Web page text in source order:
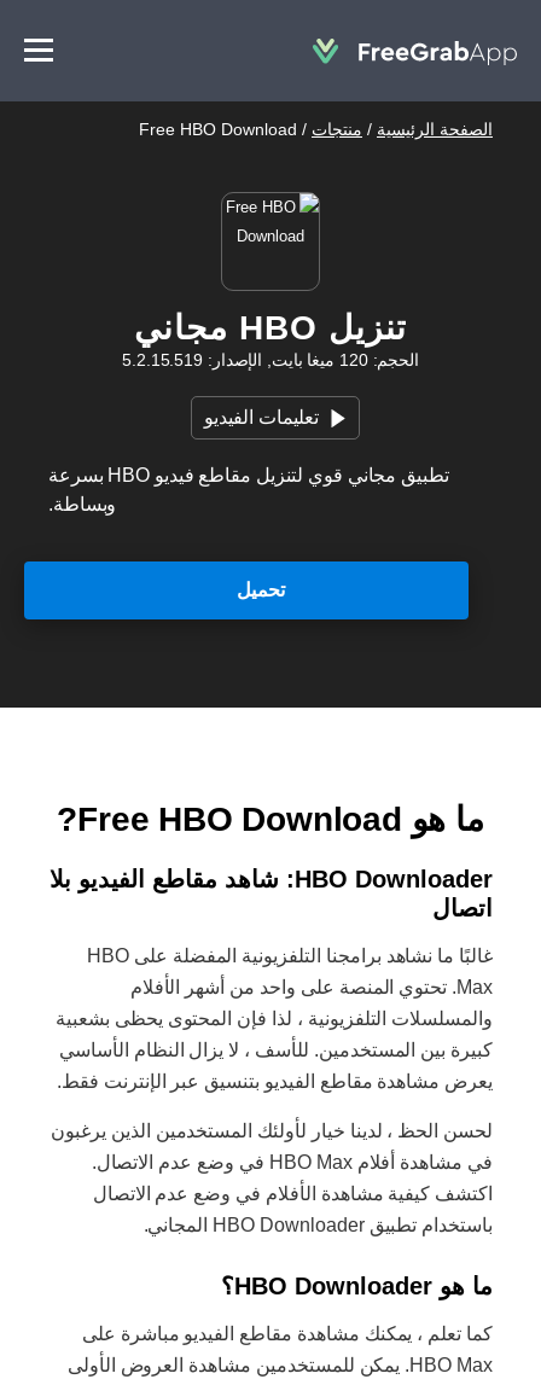
الصفحة الرئيسية / منتجات /
Free HBO Download
تنزيل HBO مجاني
الحجم: 120 ميغا بايت, الإصدار: 5.2.15.519
تعليمات الفيديو
تطبيق مجاني قوي لتنزيل مقاطع فيديو HBO بسرعة
وبساطة.
تحميل
ما هو Free HBO Download?
HBO Downloader: شاهد مقاطع الفيديو بلا
اتصال
غالبًا ما نشاهد برامجنا التلفزيونية المفضلة على HBO
Max. تحتوي المنصة على واحد من أشهر الأفلام
والمسلسلات التلفزيونية ، لذا فإن المحتوى يحظى بشعبية
كبيرة بين المستخدمين. للأسف ، لا يزال النظام الأساسي
يعرض مشاهدة مقاطع الفيديو بتنسيق عبر الإنترنت فقط.
لحسن الحظ ، لدينا خيار لأولئك المستخدمين الذين يرغبون
في مشاهدة أفلام HBO Max في وضع عدم الاتصال.
اكتشف كيفية مشاهدة الأفلام في وضع عدم الاتصال
باستخدام تطبيق HBO Downloader المجاني.
ما هو HBO Downloader؟
كما تعلم ، يمكنك مشاهدة مقاطع الفيديو مباشرة على
HBO Max. يمكن للمستخدمين مشاهدة العروض الأولى